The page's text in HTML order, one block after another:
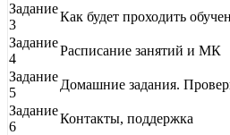
Задание
3
Как будет проходить
Задание
4
Расписание занятий и МК
Задание
5
Домашние задания.
Задание
6
Контакты, поддержка